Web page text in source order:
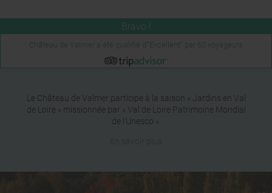
Le Château de Valmer participe à la saison « Jardins en Val
de Loire » missionnée par « Val de Loire Patrimoine Mondial
de l'Unesco ».